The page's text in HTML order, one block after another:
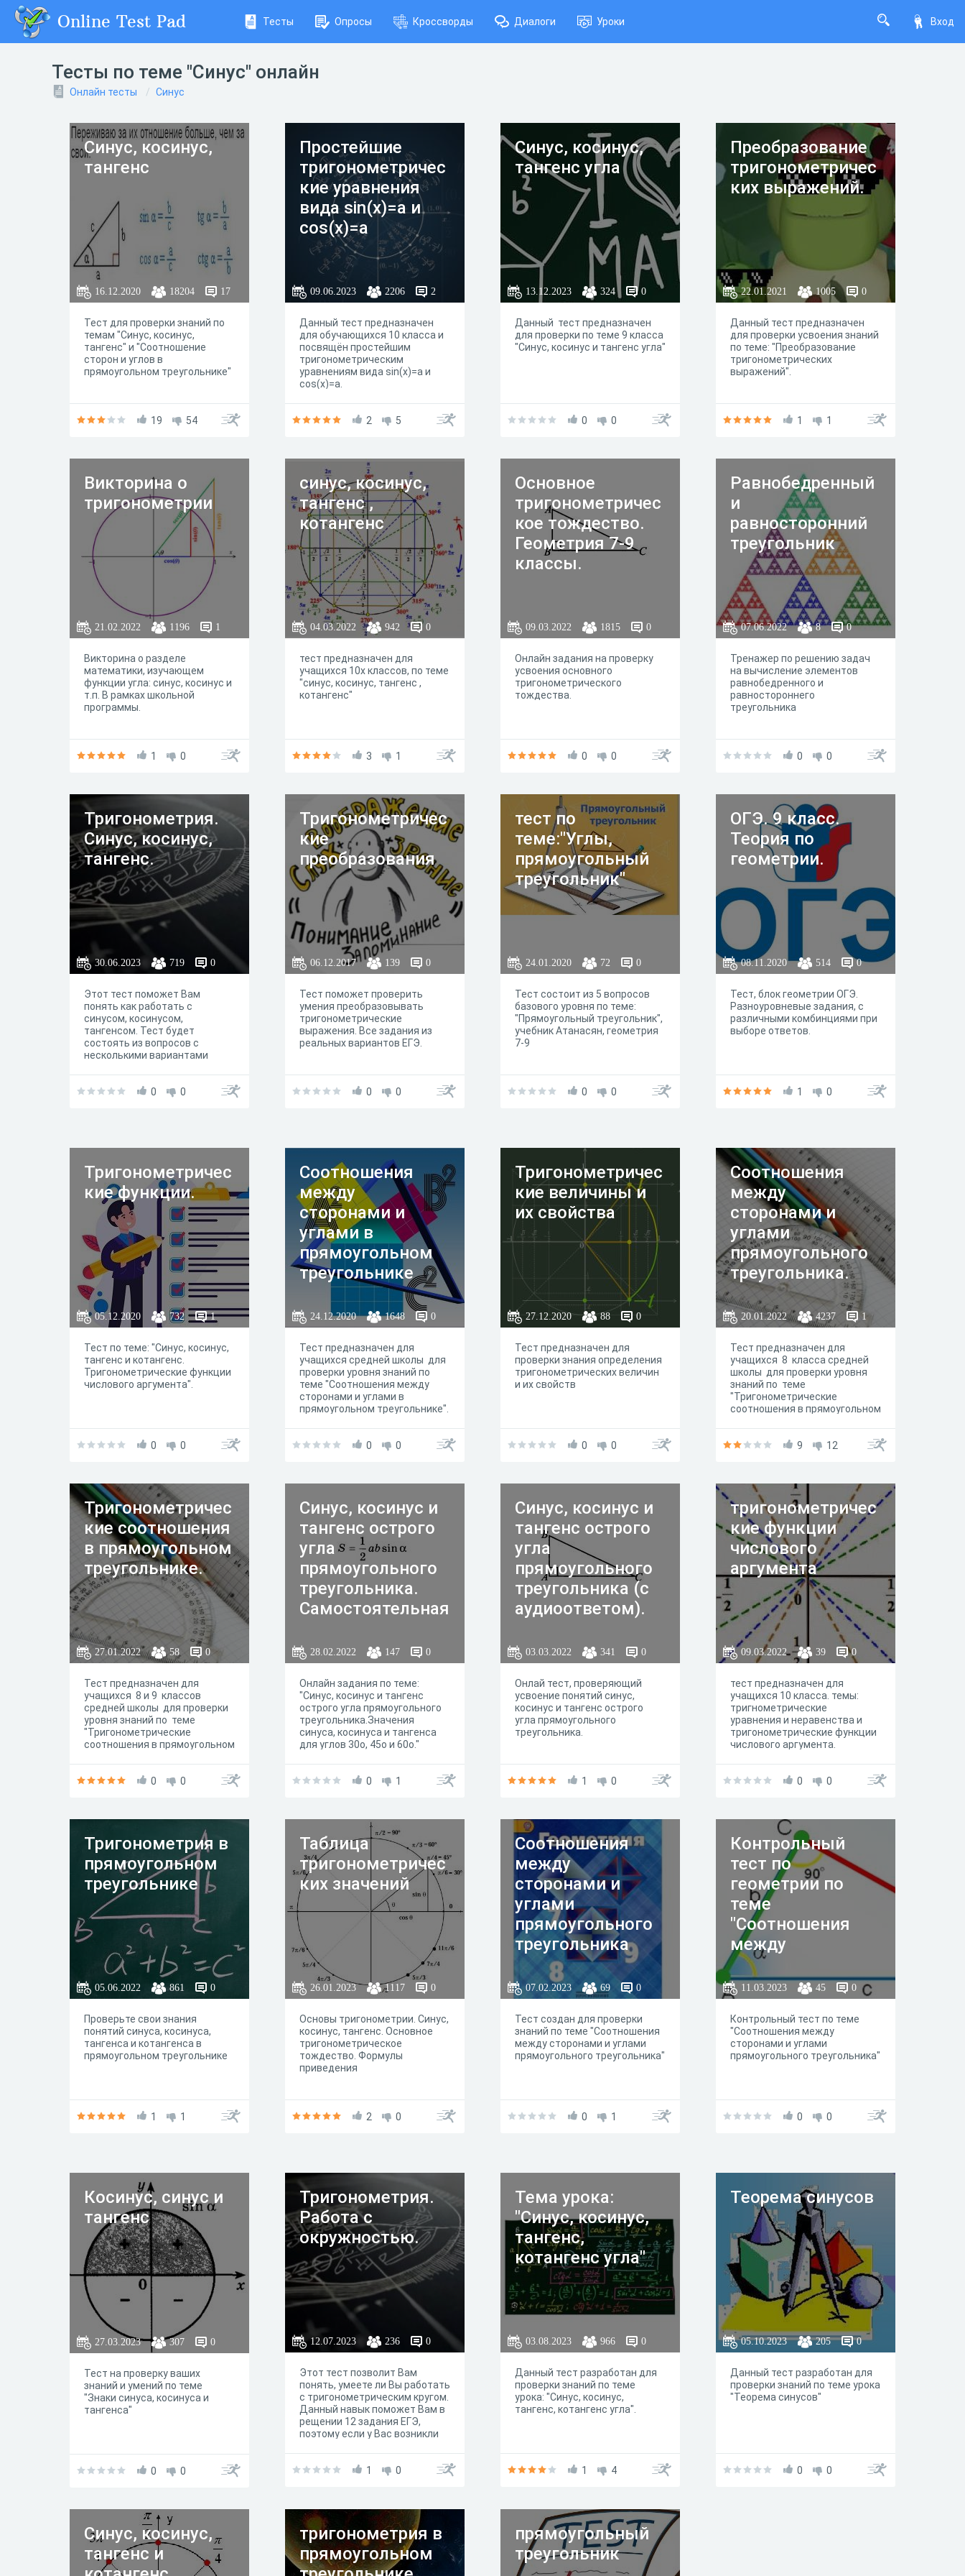
Вход
Online Test Pad Тесты Опросы Кроссворды Диалоги Уроки
Тесты по теме "Синус" онлайн
Онлайн тесты Синус
Синус, косинус,
тангенс
16.12.2020 18204 17
Тест для проверки знаний по
темам "Синус, косинус,
тангенс" и "Соотношение
сторон и углов в
прямоугольном треугольнике"
19 54
Простейшие
тригонометричес
кие уравнения
вида sin(x)=a и
cos(x)=a
09.06.2023 2206 2
Данный тест предназначен
для обучающихся 10 класса и
посвящён простейшим
тригонометрическим
уравнениям вида sin(x)=a и
cos(x)=a.
2 5
Синус, косинус,
тангенс угла
13.12.2023 324 0
Данный тест предназначен
для проверки по теме 9 класса
"Синус, косинус и тангенс угла"
0 0
Преобразование
тригонометричес
ких выражений.
22.01.2021 1005 0
Данный тест предназначен
для проверки усвоения знаний
по теме: "Преобразование
тригонометрических
выражений".
1 1
Викторина о
тригонометрии
21.02.2022 1196 1
Викторина о разделе
математики, изучающем
функции угла: синус, косинус и
т.п. В рамках школьной
программы.
1 0
синус, косинус,
тангенс ,
котангенс
04.03.2022 942 0
тест предназначен для
учащихся 10х классов, по теме
"синус, косинус, тангенс ,
котангенс"
3 1
Основное
тригонометричес
кое тождество.
Геометрия 7-9
классы.
09.03.2022 1815 0
Онлайн задания на проверку
усвоения основного
тригонометрического
тождества.
0 0
Равнобедренный
и
равносторонний
треугольник
07.06.2022 8 0
Тренажер по решению задач
на вычисление элементов
равнобедренного и
равностороннего
треугольника
0 0
Тригонометрия.
Синус, косинус,
тангенс.
30.06.2023 719 0
Этот тест поможет Вам
понять как работать с
синусом, косинусом,
тангенсом. Тест будет
состоять из вопросов с
несколькими вариантами
просмотрите свои заметки и
0 0
Тригонометричес
кие
преобразования
06.12.2017 139 0
Тест поможет проверить
умения преобразовывать
тригонометрические
выражения. Все задания из
реальных вариантов ЕГЭ.
0 0
тест по
теме:"Углы,
прямоугольный
треугольник"
24.01.2020 72 0
Тест состоит из 5 вопросов
базового уровня по теме:
"Прямоугольный треугольник",
учебник Атанасян, геометрия
7-9
0 0
ОГЭ. 9 класс.
Теория по
геометрии.
08.11.2020 514 0
Тест, блок геометрии ОГЭ.
Разноуровневые задания, с
различными комбинциями при
выборе ответов.
1 0
Тригонометричес
кие функции.
05.12.2020 732 1
Тест по теме: "Синус, косинус,
тангенс и котангенс.
Тригонометрические функции
числового аргумента".
0 0
Соотношения
между
сторонами и
углами в
прямоугольном
треугольнике
24.12.2020 1648 0
Тест предназначен для
учащихся средней школы для
проверки уровня знаний по
теме "Соотношения между
сторонами и углами в
прямоугольном треугольнике".
0 0
Тригонометричес
кие величины и
их свойства
27.12.2020 88 0
Тест предназначен для
проверки знания определения
тригонометрических величин
и их свойств
0 0
Соотношения
между
сторонами и
углами
прямоугольного
треугольника.
20.01.2022 4237 1
Тест предназначен для
учащихся 8 класса средней
школы для проверки уровня
знаний по теме
"Тригонометрические
соотношения в прямоугольном
9 12
Тригонометричес
кие соотношения
в прямоугольном
треугольнике.
27.01.2022 58 0
Тест предназначен для
учащихся 8 и 9 классов
средней школы для проверки
уровня знаний по теме
"Тригонометрические
соотношения в прямоугольном
0 0
Синус, косинус и
тангенс острого
угла
прямоугольного
треугольника.
Самостоятельная
аудиоответом.
28.02.2022 147 0
Онлайн задания по теме:
"Синус, косинус и тангенс
острого угла прямоугольного
треугольника.Значения
синуса, косинуса и тангенса
для углов 30о, 45о и 60о."
0 1
Синус, косинус и
тангенс острого
угла
прямоугольного
треугольника (с
аудиоответом).
03.03.2022 341 0
Онлай тест, проверяющий
усвоение понятий синус,
косинус и тангенс острого
угла прямоугольного
треугольника.
1 0
тригонометричес
кие функции
числового
аргумента
09.03.2022 39 0
тест предназначен для
учащихся 10 класса. темы:
тригнометрические
уравнения и неравенства и
тригонометрические функции
числового аргумента.
0 0
Тригонометрия в
прямоугольном
треугольнике
05.06.2022 861 0
Проверьте свои знания
понятий синуса, косинуса,
тангенса и котангенса в
прямоугольном треугольнике
1 1
Таблица
тригонометричес
ких значений
26.01.2023 1117 0
Основы тригонометрии. Синус,
косинус, тангенс. Основное
тригонометрическое
тождество. Формулы
приведения
2 0
Соотношения
между
сторонами и
углами
прямоугольного
треугольника
07.02.2023 69 0
Тест создан для проверки
знаний по теме "Соотношения
между сторонами и углами
прямоугольного треугольника"
0 1
Контрольный
тест по
геометрии по
теме
"Соотношения
между
сторонами и
углами
прямоугольного
треугольника "
11.03.2023 45 0
Контрольный тест по теме
"Соотношения между
сторонами и углами
прямоугольного треугольника"
0 0
Косинус, синус и
тангенс
27.03.2023 307 0
Тест на проверку ваших
знаний и умений по теме
"Знаки синуса, косинуса и
тангенса"
0 0
Тригонометрия.
Работа с
окружностью.
12.07.2023 236 0
Этот тест позволит Вам
понять, умеете ли Вы работать
с тригонометрическим кругом.
Данный навык поможет Вам в
рещении 12 задания ЕГЭ,
поэтому если у Вас возникли
тему "Числовая окружность на
1 0
Тема урока:
"Синус, косинус,
тангенс,
котангенс угла"
03.08.2023 966 0
Данный тест разработан для
проверки знаний по теме
урока: "Синус, косинус,
тангенс, котангенс угла".
1 4
Теорема синусов
05.10.2023 205 0
Данный тест разработан для
проверки знаний по теме урока
"Теорема синусов"
0 0
Синус, косинус,
тангенс и
тригонометрия в
прямоугольном
прямоугольный
треугольник